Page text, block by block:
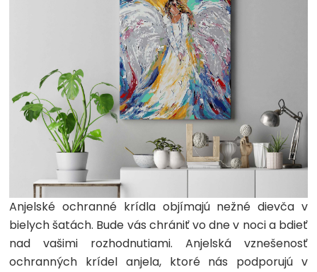
Anjelské ochranné krídla objímajú nežné dievča v
bielych šatách. Bude vás chrániť vo dne v noci a bdieť
nad vašimi rozhodnutiami. Anjelská vznešenosť
ochranných krídel anjela, ktoré nás podporujú v